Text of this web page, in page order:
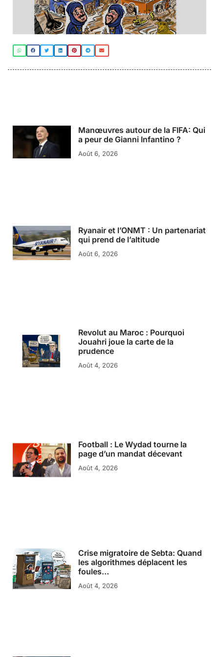
Manœuvres autour de la FIFA: Qui
a peur de Gianni Infantino ?
Août 6, 2026
Ryanair et l’ONMT : Un partenariat
qui prend de l’altitude
Août 6, 2026
Revolut au Maroc : Pourquoi
Jouahri joue la carte de la
prudence
Août 4, 2026
Football : Le Wydad tourne la
page d’un mandat décevant
Août 4, 2026
Crise migratoire de Sebta: Quand
les algorithmes déplacent les
foules…
Août 4, 2026